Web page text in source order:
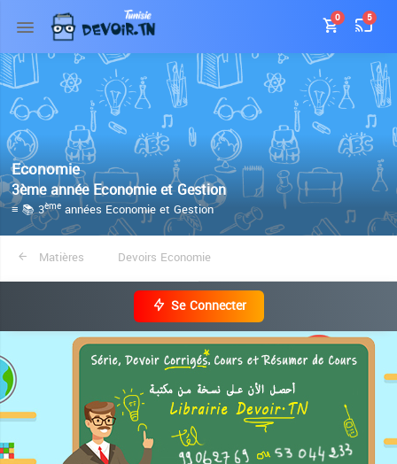
0 5
Economie
3ème année Economie et Gestion
≡ 📚 3ème années Economie et Gestion
Matières Devoirs Economie
Se Connecter